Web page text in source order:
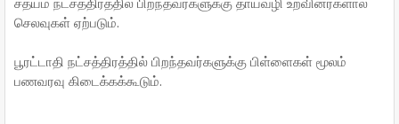
செலவுகள் ஏற்படும்.
பூரட்டாதி நட்சத்திரத்தில் பிறந்தவர்களுக்கு பிள்ளைகள் மூலம்
பணவரவு கிடைக்கக்கூடும்.